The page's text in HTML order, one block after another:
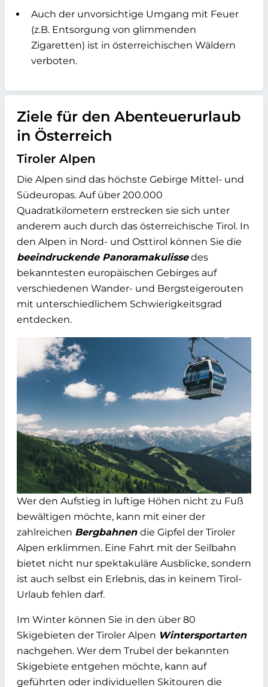
Auch der unvorsichtige Umgang mit Feuer
(z.B. Entsorgung von glimmenden
Zigaretten) ist in österreichischen Wäldern
verboten.
Ziele für den Abenteuerurlaub
in Österreich
Tiroler Alpen
Die Alpen sind das höchste Gebirge Mittel- und
Südeuropas. Auf über 200.000
Quadratkilometern erstrecken sie sich unter
anderem auch durch das österreichische Tirol. In
den Alpen in Nord- und Osttirol können Sie die
beeindruckende Panoramakulissedes
bekanntesten europäischen Gebirges auf
verschiedenen Wander- und Bergsteigerouten
mit unterschiedlichem Schwierigkeitsgrad
entdecken.
Wer den Aufstieg in luftige Höhen nicht zu Fuß
bewältigen möchte, kann mit einer der
zahlreichen Bergbahnen die Gipfel der Tiroler
Alpen erklimmen. Eine Fahrt mit der Seilbahn
bietet nicht nur spektakuläre Ausblicke, sondern
ist auch selbst ein Erlebnis, das in keinem Tirol-
Urlaub fehlen darf.
Im Winter können Sie in den über 80
Skigebieten der Tiroler Alpen Wintersportarten
nachgehen. Wer dem Trubel der bekannten
Skigebiete entgehen möchte, kann auf
geführten oder individuellen Skitouren die